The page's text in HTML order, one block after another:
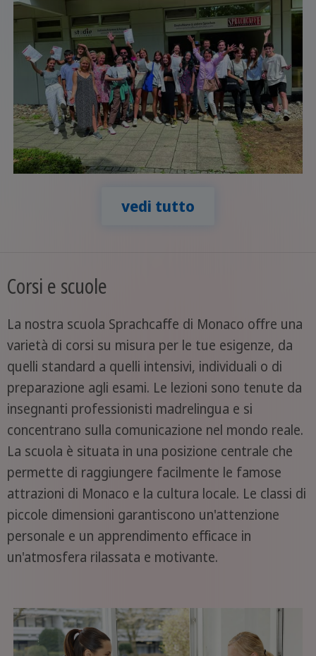
vedi tutto
Corsi e scuole
La nostra scuola Sprachcaffe di Monaco offre una
varietà di corsi su misura per le tue esigenze, da
quelli standard a quelli intensivi, individuali o di
preparazione agli esami. Le lezioni sono tenute da
insegnanti professionisti madrelingua e si
concentrano sulla comunicazione nel mondo reale.
La scuola è situata in una posizione centrale che
permette di raggiungere facilmente le famose
attrazioni di Monaco e la cultura locale. Le classi di
piccole dimensioni garantiscono un'attenzione
personale e un apprendimento efficace in
un'atmosfera rilassata e motivante.